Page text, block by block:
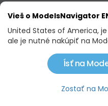
POPIS
sokokvalitné 3D puzzle -
Vieš o ModelsNavigator
United States of America,
ale je nutné nakúpiť na
Ísť na
Zostať na